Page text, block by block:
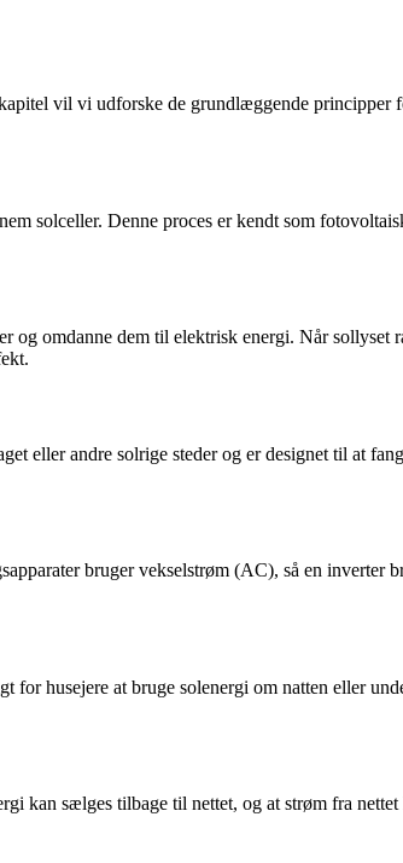
vil vi udforske de grundlæggende principper
solceller. Denne proces er kendt som
og omdanne dem til elektrisk energi. Når sollyset
eller andre solrige steder og er designet til at
bruger vekselstrøm (AC), så en inverter
husejere at bruge solenergi om natten eller
kan sælges tilbage til nettet, og at strøm fra nettet